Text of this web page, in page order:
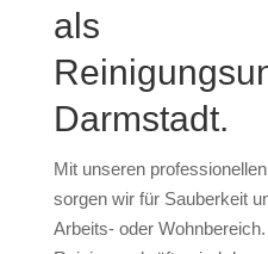
als
Darmstadt.
Mit unseren
sorgen wir für Sauberkeit
Arbeits- oder